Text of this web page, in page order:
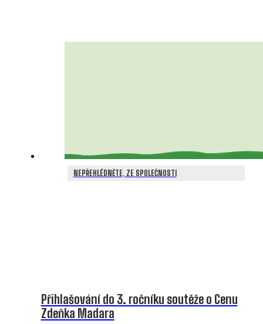
NEPŘEHLÉDNĚTE, ZE SPOLEČNOSTI
Přihlašování do 3. ročníku soutěže o Cenu
Zdeňka Madara